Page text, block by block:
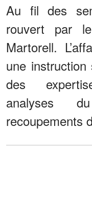
Au fil des
rouvert par
Martorell.
une
des
analyses
recoupements